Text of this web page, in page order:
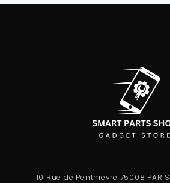
10 Rue de Penthievre 75008 PARIS